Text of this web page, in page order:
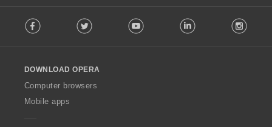
o
w
O
p
Facebook Twitter Youtube LinkedIn
DOWNLOAD OPERA
Computer browsers
Mobile apps